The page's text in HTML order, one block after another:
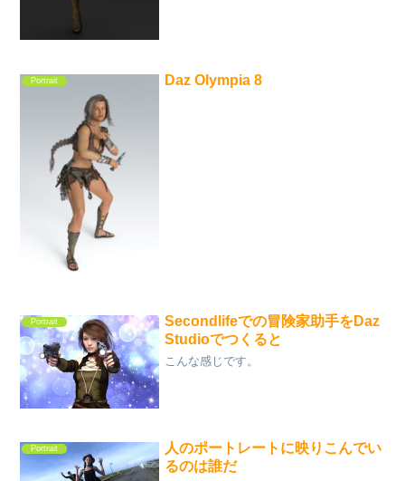
Portrait Daz Olympia 8
Portrait
Secondlifeでの冒険家助手をDaz
Studioでつくると
こんな感じです。
Portrait
人のポートレートに映りこんでい
るのは誰だ